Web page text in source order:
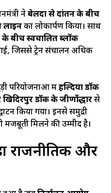
नेबेलदा से दांतन के बीच
लाइनका लोकार्पण किया। साथ
बीच स्वचालित ब्लॉक
जिससे ट्रेन संचालन अधिक
परियोजनाओं मेंहल्दिया डॉक
खिदिरपुर डॉक के जीर्णोद्धारसे
किया गया। इनसे समुद्री
मजबूती मिलने की उम्मीद है।
राजनीतिक और